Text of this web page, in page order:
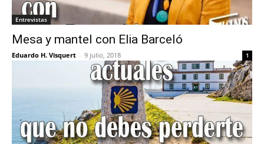
Entrevistas
Mesa y mantel con Elia Barceló
Eduardo H. Visquert - 9 julio, 2018 1